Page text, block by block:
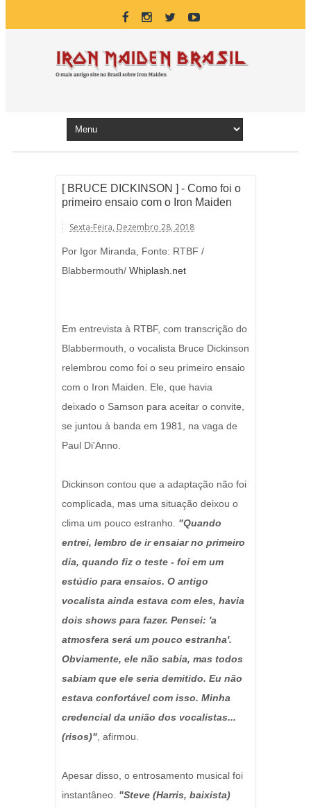
[ BRUCE DICKINSON ] - Como foi o
primeiro ensaio com o Iron Maiden
Sexta-Feira, Dezembro 28, 2018
Por Igor Miranda
Fonte: RTBF /
Blabbermouth/ Whiplash.net
Em entrevista à RTBF, com transcrição do
Blabbermouth, o vocalista Bruce Dickinson
relembrou como foi o seu primeiro ensaio
com o Iron Maiden. Ele, que havia
deixado o Samson para aceitar o convite,
se juntou à banda em 1981, na vaga de
Paul Di'Anno.
Dickinson contou que a adaptação não foi
complicada, mas uma situação deixou o
clima um pouco estranho. "Quando
entrei, lembro de ir ensaiar no primeiro
dia, quando fiz o teste - foi em um
estúdio para ensaios. O antigo
vocalista ainda estava com eles, havia
dois shows para fazer. Pensei: 'a
atmosfera será um pouco estranha'.
Obviamente, ele não sabia, mas todos
sabiam que ele seria demitido. Eu não
estava confortável com isso. Minha
credencial da união dos vocalistas...
(risos)" , afirmou.
Apesar disso, o entrosamento musical foi
instantâneo. "Steve (Harris, baixista)